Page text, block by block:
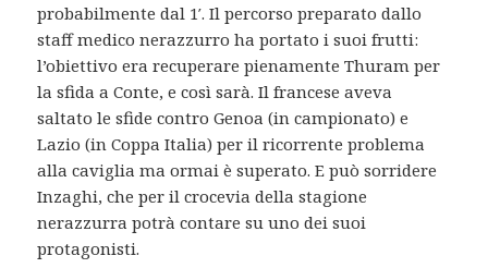
probabilmente dal 1′. Il percorso preparato dallo
staff medico nerazzurro ha portato i suoi frutti:
l’obiettivo era recuperare pienamente Thuram per
la sfida a Conte, e così sarà. Il francese aveva
saltato le sfide contro Genoa (in campionato) e
Lazio (in Coppa Italia) per il ricorrente problema
alla caviglia ma ormai è superato. E può sorridere
Inzaghi, che per il crocevia della stagione
nerazzurra potrà contare su uno dei suoi
protagonisti.